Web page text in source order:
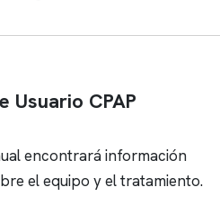
Usuario CPAP
encontrará información
el equipo y el tratamiento.